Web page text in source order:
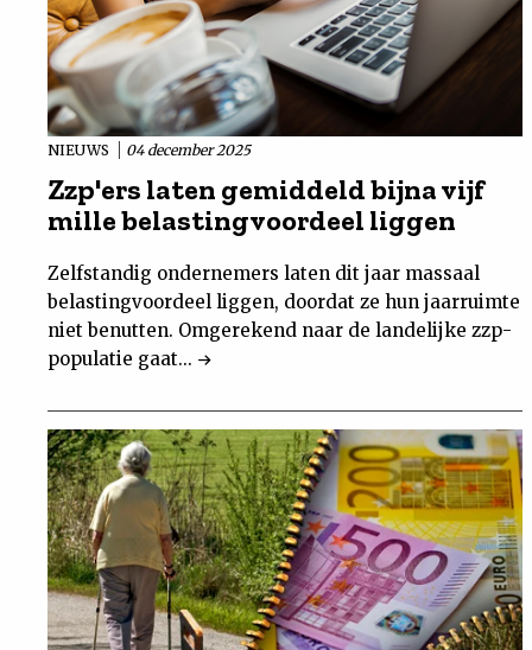
NIEUWS 04 december 2025
Zzp'ers laten gemiddeld bijna vijf
mille belastingvoordeel liggen
Zelfstandig ondernemers laten dit jaar massaal
belastingvoordeel liggen, doordat ze hun jaarruimte
niet benutten. Omgerekend naar de landelijke zzp-
populatie gaat...